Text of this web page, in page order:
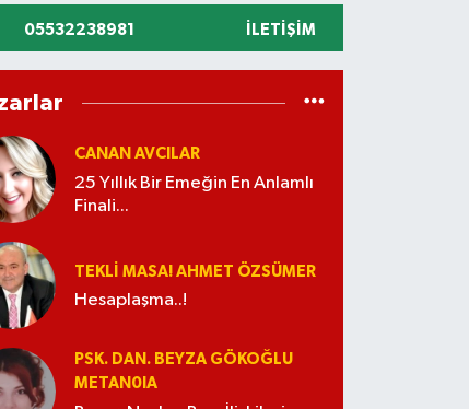
05532238981 İLETIŞIM
CANAN AVCILAR
25 Yıllık Bir Emeğin En Anlamlı
Finali...
TEKLI MASA! AHMET ÖZSÜMER
Hesaplaşma..!
PSK. DAN. BEYZA GÖKOĞLU
METAN0IA